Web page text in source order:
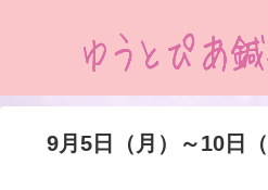
9月5日（月）～10日